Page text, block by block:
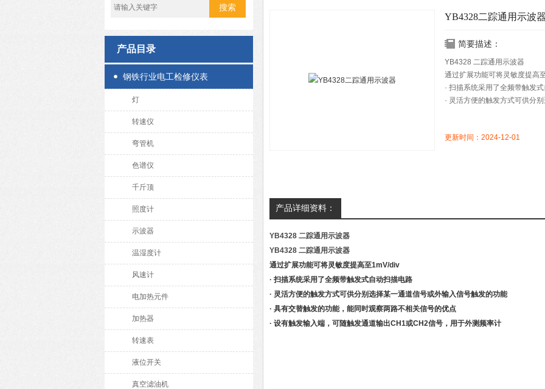
产品目录
钢铁行业电工检修仪表
灯
转速仪
弯管机
色谱仪
千斤顶
照度计
示波器
温湿度计
风速计
电加热元件
加热器
转速表
液位开关
真空滤油机
YB4328二踪通用示波
简要描述：
YB4328 二踪通用示波器
通过扩展功能可将灵敏度提高
· 扫描系统采用了全频带触发
· 灵活方便的触发方式可供分
更新时间：2024-12-01
产品详细资料：
YB4328 二踪通用示波器
YB4328 二踪通用示波器
通过扩展功能可将灵敏度提高至1mV/div
· 扫描系统采用了全频带触发式自动扫描电路
· 灵活方便的触发方式可供分别选择某一通道信号或外输入信号触发的功能
· 具有交替触发的功能，能同时观察两路不相关信号的优点
· 设有触发输入端，可随触发通道输出CH1或CH2信号，用于外测频率计